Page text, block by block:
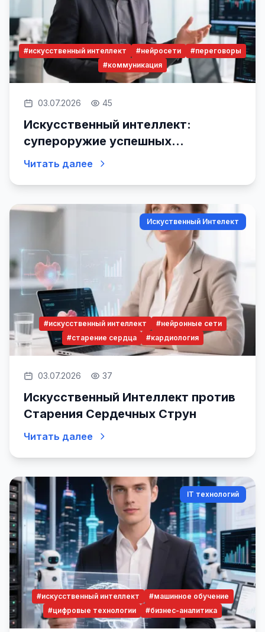
#искусственный интеллект #нейросети
#переговоры
#коммуникация
03.07.2026 45
Искусственный интеллект:
супероружие успешных
переговоров
Читать далее
Искуственный Интелект
#искусственный интеллект
#нейронные сети
#старение сердца
#кардиология
03.07.2026 37
Искусственный Интеллект против
Старения Сердечных Струн
Читать далее
IT технологий
#искусственный интеллект
#машинное обучение
#цифровые технологии
#бизнес-аналитика